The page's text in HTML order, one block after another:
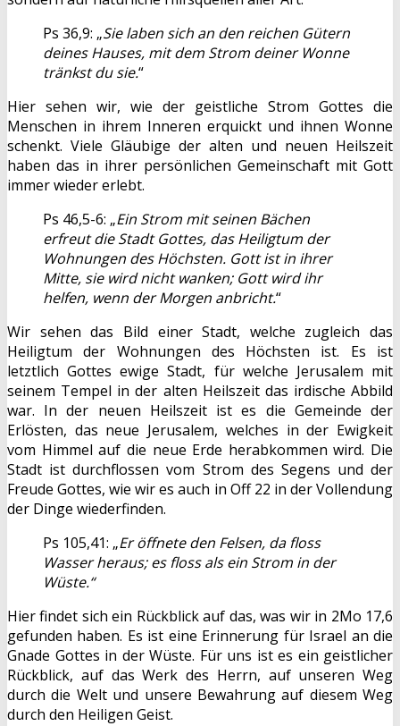
Ps 36,9: „Sie laben sich an den reichen Gütern
deines Hauses, mit dem Strom deiner Wonne
tränkst du sie.“
Hier sehen wir, wie der geistliche Strom Gottes die
Menschen in ihrem Inneren erquickt und ihnen Wonne
schenkt. Viele Gläubige der alten und neuen Heilszeit
haben das in ihrer persönlichen Gemeinschaft mit Gott
immer wieder erlebt.
Ps 46,5-6: „Ein Strom mit seinen Bächen
erfreut die Stadt Gottes, das Heiligtum der
Wohnungen des Höchsten. Gott ist in ihrer
Mitte, sie wird nicht wanken; Gott wird ihr
helfen, wenn der Morgen anbricht.“
Wir sehen das Bild einer Stadt, welche zugleich das
Heiligtum der Wohnungen des Höchsten ist. Es ist
letztlich Gottes ewige Stadt, für welche Jerusalem mit
seinem Tempel in der alten Heilszeit das irdische Abbild
war. In der neuen Heilszeit ist es die Gemeinde der
Erlösten, das neue Jerusalem, welches in der Ewigkeit
vom Himmel auf die neue Erde herabkommen wird. Die
Stadt ist durchflossen vom Strom des Segens und der
Freude Gottes, wie wir es auch in Off 22 in der Vollendung
der Dinge wiederfinden.
Ps 105,41: „Er öffnete den Felsen, da floss
Wasser heraus; es floss als ein Strom in der
Wüste.“
Hier findet sich ein Rückblick auf das, was wir in 2Mo 17,6
gefunden haben. Es ist eine Erinnerung für Israel an die
Gnade Gottes in der Wüste. Für uns ist es ein geistlicher
Rückblick, auf das Werk des Herrn, auf unseren Weg
durch die Welt und unsere Bewahrung auf diesem Weg
durch den Heiligen Geist.